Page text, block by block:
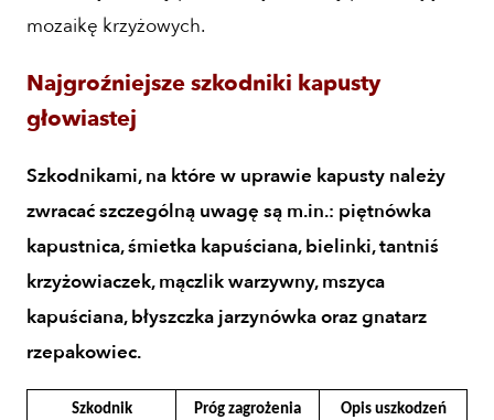
mozaikę krzyżowych.
Najgroźniejsze szkodniki kapusty
głowiastej
Szkodnikami, na które w uprawie kapusty należy
zwracać szczególną uwagę są m.in.: piętnówka
kapustnica, śmietka kapuściana, bielinki, tantniś
krzyżowiaczek, mączlik warzywny, mszyca
kapuściana, błyszczka jarzynówka oraz gnatarz
rzepakowiec.
Szkodnik Próg zagrożenia Opis uszkodzeń